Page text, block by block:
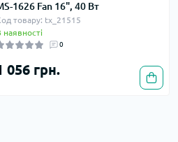
1626 Fan 16", 40 Вт
товару: tx_21515
наявності
0
056 грн.